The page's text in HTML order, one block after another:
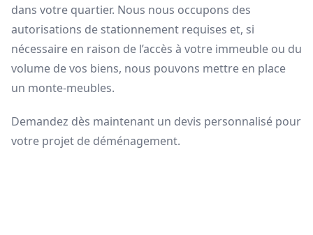
dans votre quartier. Nous nous occupons des
autorisations de stationnement requises et, si
nécessaire en raison de l’accès à votre immeuble ou du
volume de vos biens, nous pouvons mettre en place
un monte-meubles.
Demandez dès maintenant un devis personnalisé pour
votre projet de déménagement.